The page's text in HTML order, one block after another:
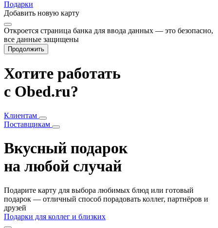
Подарки
Добавить новую карту
Откроется страница банка для ввода данных — это безопасно,
все данные защищены
Продолжить
Хотите работать
с Obed.ru?
Клиентам
Поставщикам
Вкусный подарок
на любой случай
Подарите карту для выбора любимых блюд или готовый
подарок — отличный способ порадовать коллег, партнёров и
друзей
Подарки для коллег и близких